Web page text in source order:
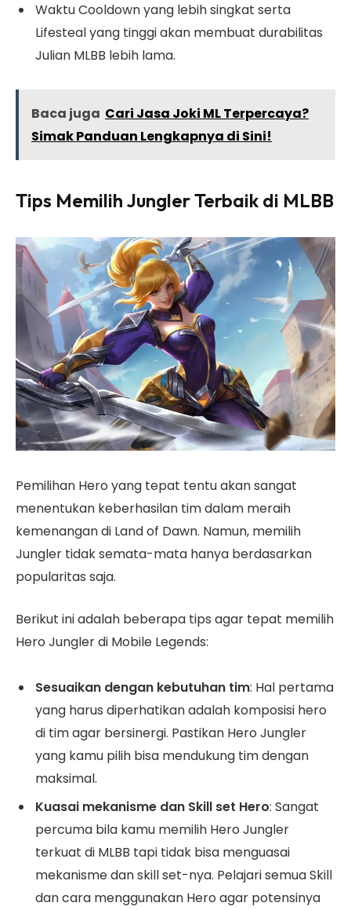
Waktu Cooldown yang lebih singkat serta
Lifesteal yang tinggi akan membuat durabilitas
Julian MLBB lebih lama.
Baca juga Cari Jasa Joki ML Terpercaya?
Simak Panduan Lengkapnya di Sini!
Tips Memilih Jungler Terbaik di MLBB
Pemilihan Hero yang tepat tentu akan sangat
menentukan keberhasilan tim dalam meraih
kemenangan di Land of Dawn. Namun, memilih
Jungler tidak semata-mata hanya berdasarkan
popularitas saja.
Berikut ini adalah beberapa tips agar tepat memilih
Hero Jungler di Mobile Legends:
Sesuaikan dengan kebutuhan tim: Hal pertama
yang harus diperhatikan adalah komposisi hero
di tim agar bersinergi. Pastikan Hero Jungler
yang kamu pilih bisa mendukung tim dengan
maksimal.
Kuasai mekanisme dan Skill set Hero: Sangat
percuma bila kamu memilih Hero Jungler
terkuat di MLBB tapi tidak bisa menguasai
mekanisme dan skill set-nya. Pelajari semua Skill
dan cara menggunakan Hero agar potensinya